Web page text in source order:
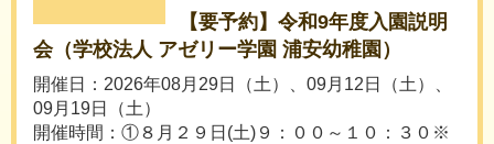
【要予約】令和9年度入園説明
会（学校法人 アゼリー学園 浦安幼稚園）
開催日：2026年08月29日（土）、09月12日（土）、
09月19日（土）
開催時間：①８月２９日(土)９：００～１０：３０※